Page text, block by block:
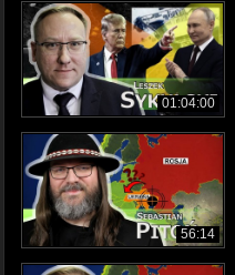
01:04:00
56:14